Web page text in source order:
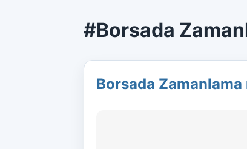
#Borsada
Borsada